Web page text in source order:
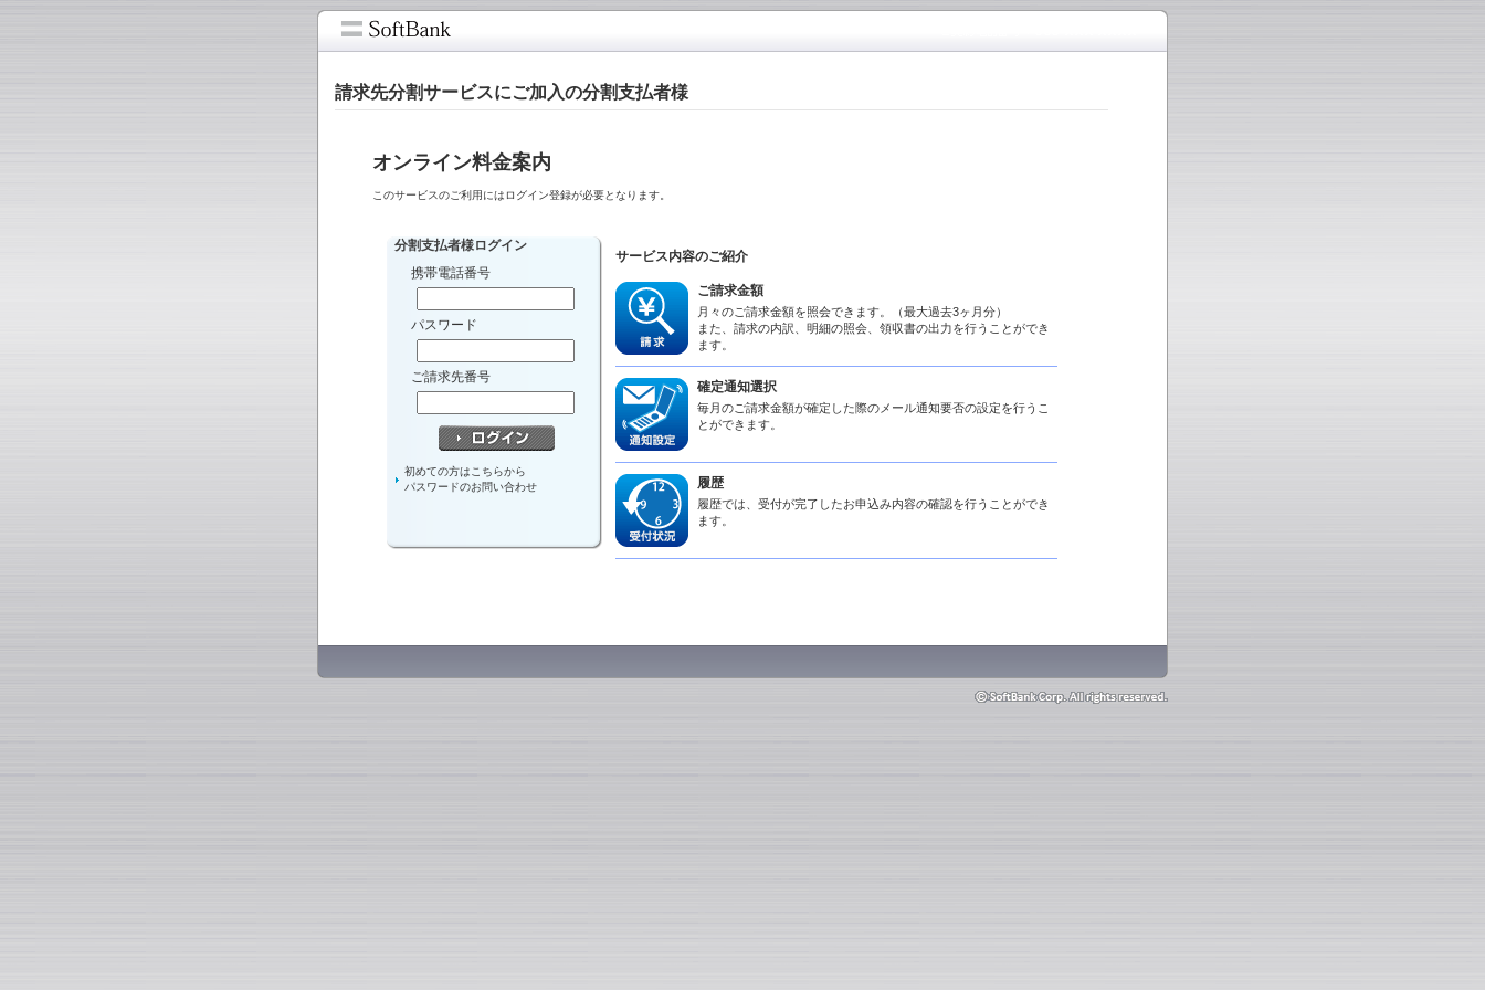
請求先分割サービスにご加入の分割支払者様
オンライン料金案内
このサービスのご利用にはログイン登録が必要となります。
分割支払者様ログイン
携帯電話番号
パスワード
ご請求先番号
初めての方はこちらから
パスワードのお問い合わせ
サービス内容のご紹介
ご請求金額
月々のご請求金額を照会できます。（最大過去3ヶ月分）
また、請求の内訳、明細の照会、領収書の出力を行うことができ
ます。
確定通知選択
毎月のご請求金額が確定した際のメール通知要否の設定を行うこ
とができます。
履歴
履歴では、受付が完了したお申込み内容の確認を行うことができ
ます。